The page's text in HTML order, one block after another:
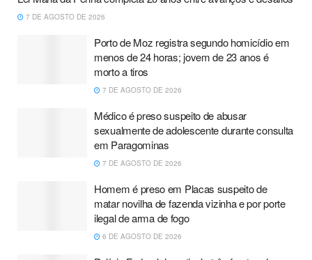
7 DE AGOSTO DE 2026
Porto de Moz registra segundo homicídio em
menos de 24 horas; jovem de 23 anos é
morto a tiros
7 DE AGOSTO DE 2026
Médico é preso suspeito de abusar
sexualmente de adolescente durante consulta
em Paragominas
7 DE AGOSTO DE 2026
Homem é preso em Placas suspeito de
matar novilha de fazenda vizinha e por porte
ilegal de arma de fogo
6 DE AGOSTO DE 2026